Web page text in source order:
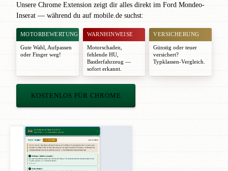
Unsere Chrome Extension zeigt dir alles direkt im Ford Mondeo-
Inserat — während du auf mobile.de suchst:
MOTORBEWERTUNG
Gute Wahl
Aufpassen
oder Finger weg!
WARNHINWEISE
Motorschaden,
fehlende HU,
Bastlerfahrzeug —
sofort erkannt.
VERSICHERUNG
Günstig oder teuer
versichert?
Typklassen-Vergleich.
KOSTENLOS FÜR CHROME